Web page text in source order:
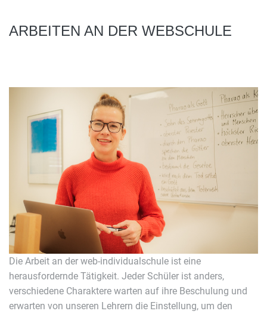
ARBEITEN AN DER WEBSCHULE
Die Arbeit an der web-individualschule ist eine
herausfordernde Tätigkeit. Jeder Schüler ist anders,
verschiedene Charaktere warten auf ihre Beschulung und
erwarten von unseren Lehrern die Einstellung, um den